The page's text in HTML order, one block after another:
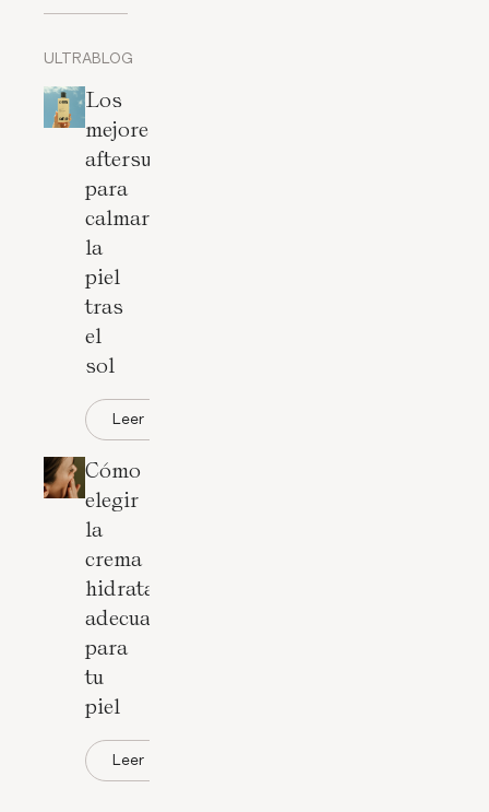
ULTRABLOG
Los
mejores
aftersun
para
calmar
la
piel
tras
el
sol
Leer
Cómo
elegir
la
crema
hidratante
adecuada
para
tu
piel
Leer